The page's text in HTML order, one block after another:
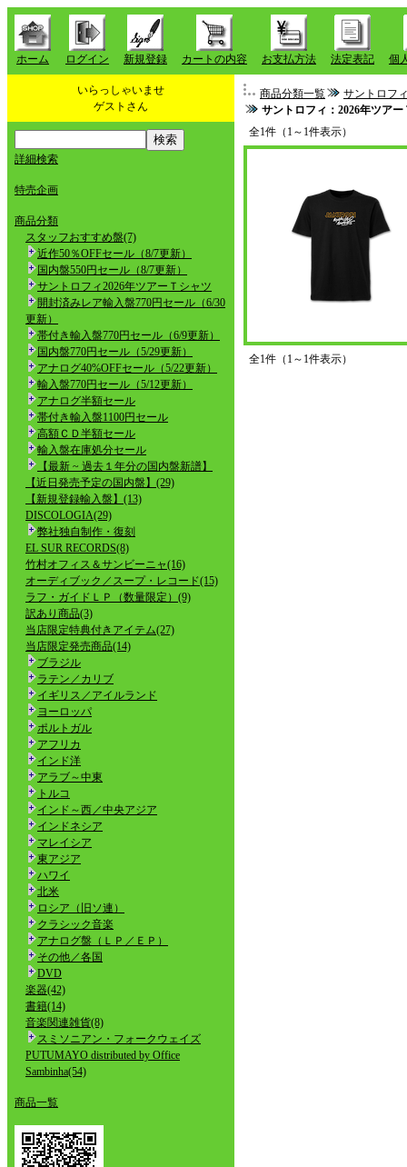
ホーム ログイン 新規登録 カートの内容 お支払方法 法定表記 個
いらっしゃいませ
ゲストさん
詳細検索
特売企画
商品分類
スタッフおすすめ盤(7)
近作50％OFFセール（8/7更新）
国内盤550円セール（8/7更新）
サントロフィ2026年ツアーＴシャツ
開封済みレア輸入盤770円セール（6/30
更新）
帯付き輸入盤770円セール（6/9更新）
国内盤770円セール（5/29更新）
アナログ40%OFFセール（5/22更新）
輸入盤770円セール（5/12更新）
アナログ半額セール
帯付き輸入盤1100円セール
高額ＣＤ半額セール
輸入盤在庫処分セール
【最新 ~ 過去１年分の国内盤新譜】
【近日発売予定の国内盤】(29)
【新規登録輸入盤】(13)
DISCOLOGIA(29)
弊社独自制作・復刻
EL SUR RECORDS(8)
竹村オフィス＆サンビーニャ(16)
オーディブック／スープ・レコード(15)
ラフ・ガイドＬＰ（数量限定）(9)
訳あり商品(3)
当店限定特典付きアイテム(27)
当店限定発売商品(14)
ブラジル
ラテン／カリブ
イギリス／アイルランド
ヨーロッパ
ポルトガル
アフリカ
インド洋
アラブ～中東
トルコ
インド～西／中央アジア
インドネシア
マレイシア
東アジア
ハワイ
北米
ロシア（旧ソ連）
クラシック音楽
アナログ盤（ＬＰ／ＥＰ）
その他／各国
DVD
楽器(42)
書籍(14)
音楽関連雑貨(8)
スミソニアン・フォークウェイズ
PUTUMAYO distributed by Office
Sambinha(54)
商品一覧
商品分類一覧
サントロフ
サントロフィ：2026年ツア
全1件（1～1件表示）
全1件（1～1件表示）